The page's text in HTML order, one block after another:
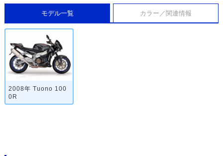
モデル一覧 カラー／関連情報
2008年 Tuono 100
0R